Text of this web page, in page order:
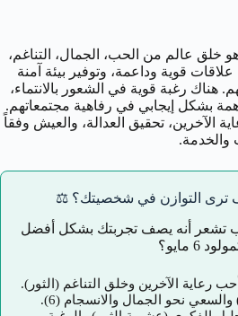
لمواليد 6 مايو هو خلق عالم من الحب، الجمال، التناغم،
قوية وداعمة، وتوفير بيئة آمنة
هناك رغبة قوية في الشعور بالانتماء،
بشكل إيجابي في رفاهية مجتمعاتهم.
الآخرين، تحقيق العدالة، والعيش وفقاً
والخدمة.
ترى التوازن في شخصيتك؟ ⚖️
تشعر أنه يصف تجربتك بشكل أفضل
6 مايو؟
والسعي نحو الجمال والانسجام (6).